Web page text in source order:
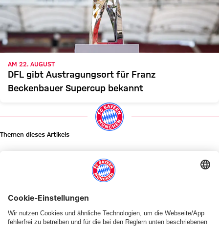
AM 22. AUGUST
DFL gibt Austragungsort für Franz
Beckenbauer Supercup bekannt
Themen dieses Artikels
Bundesliga
FC Bayern Frauen
Diesen Artikel teilen